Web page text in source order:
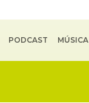
PODCAST MÚSICA